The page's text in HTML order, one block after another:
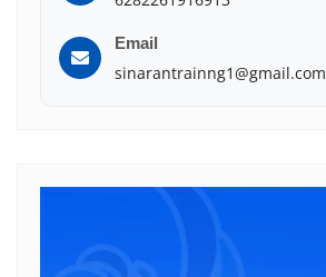
Email
sinarantrainng1@gmail.com